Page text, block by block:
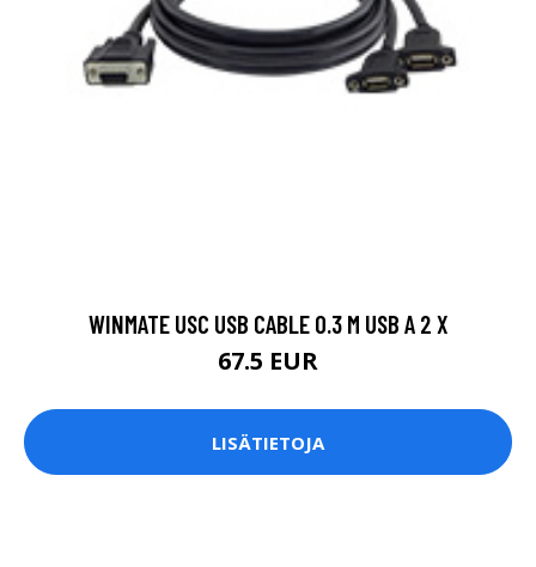
WINMATE USC USB CABLE 0.3 M USB A 2 X
67.5 EUR
LISÄTIETOJA